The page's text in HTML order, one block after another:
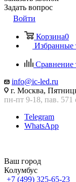
Задать вопрос
Войти
Корзина0
Избранные
Сравнение
info@ic-led.ru
г. Москва,
пн-пт 9-18, пав. 571
Telegram
WhatsApp
Ваш город
Колумбус
+7 (499) 325-65-23